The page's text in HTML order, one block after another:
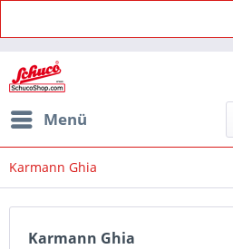
Menü
Karmann Ghia
Karmann Ghia